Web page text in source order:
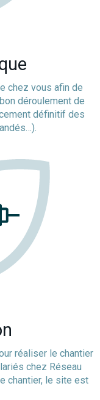
chez vous afin de
déroulement de
définitif des
réaliser le chantier
chez Réseau
chantier, le site est